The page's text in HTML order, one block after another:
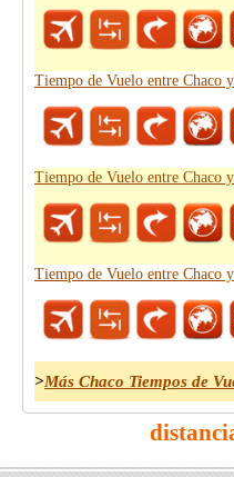
Tiempo de Vuelo entre Chaco
Tiempo de Vuelo entre Chaco
Tiempo de Vuelo entre Chaco
>Más Chaco Tiempos de